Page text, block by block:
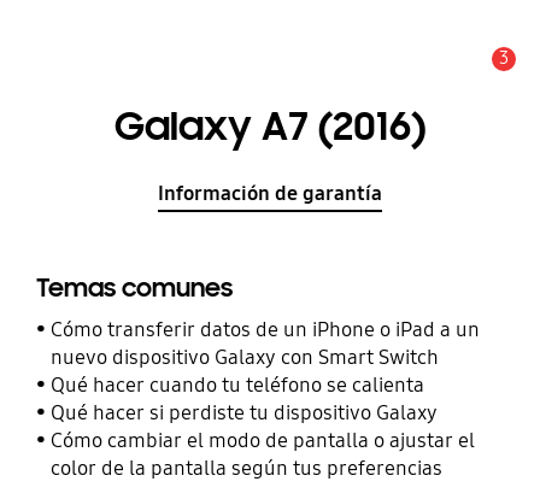
3
Galaxy A7 (2016)
Información de garantía
Temas comunes
Cómo transferir datos de un iPhone o iPad a un
nuevo dispositivo Galaxy con Smart Switch
Qué hacer cuando tu teléfono se calienta
Qué hacer si perdiste tu dispositivo Galaxy
Cómo cambiar el modo de pantalla o ajustar el
color de la pantalla según tus preferencias